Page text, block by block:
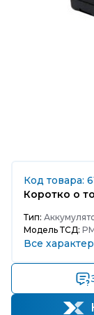
Код товара:
Коротко о
Тип:
Модель ТСД:
Все